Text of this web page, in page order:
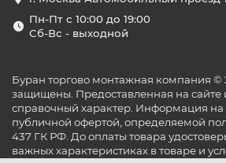
Пн-Пт с 10:00 до 19:00
Сб-Вс - выходной
Буран торгово монтажная компания ©
защищены. Предоставленная на
справочный характер. Информация на
публичной офертой, определяемой
437 ГК РФ. До оплаты товара
важных характеристиках в товаре и